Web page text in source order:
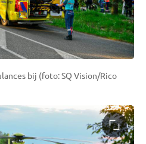
bij (foto: SQ Vision/Rico